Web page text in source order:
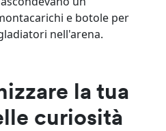
e botole per
nell'arena.
la tua
curiosità